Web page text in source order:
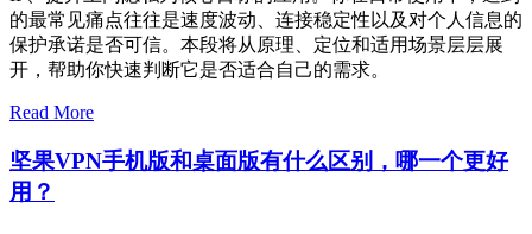
的最常见痛点往往是速度波动、连接稳定性以及对个人信息的
保护承诺是否可信。本段将从原理、定位和适用场景层层展
开，帮助你快速判断它是否适合自己的需求。
Read More
坚果VPN手机版和桌面版有什么区别，哪一个更好
用？